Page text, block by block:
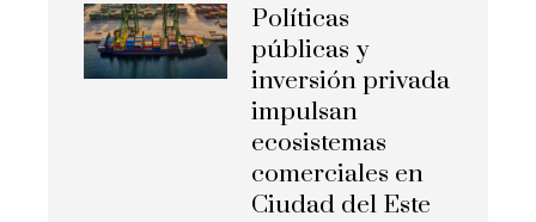
Políticas
públicas y
inversión privada
impulsan
ecosistemas
comerciales en
Ciudad del Este